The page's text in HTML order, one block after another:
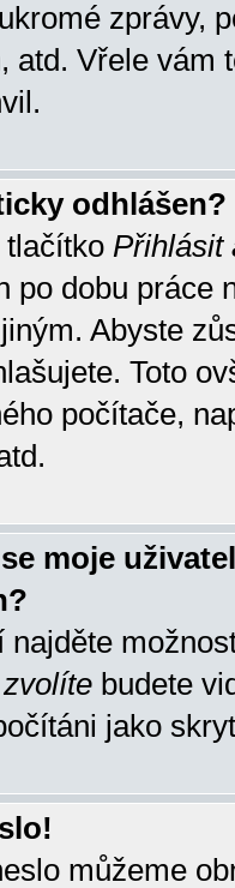
zprávy,
atd. Vřele vám
odhlášen?
tlačítko Přihlásit
po dobu práce
Abyste
Toto
počítače,
moje
najděte
zvolíte budete
jako
můžeme